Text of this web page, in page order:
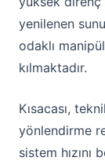
yenilenen
odaklı
kılmaktadır.
Kısacası,
yönlendirme
sistem